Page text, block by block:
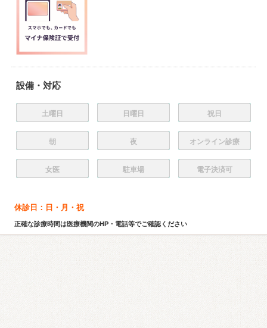
設備・対応
土曜日 日曜日 祝日
朝 夜 オンライン診療
女医 駐車場 電子決済可
休診日：日・月・祝
正確な診療時間は医療機関のHP・電話等でご確認ください